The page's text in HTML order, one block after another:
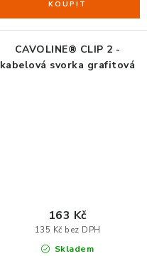
CAVOLINE® CLIP 2 -
kabelová svorka grafitová
Skladem
135 Kč bez DPH
163 Kč